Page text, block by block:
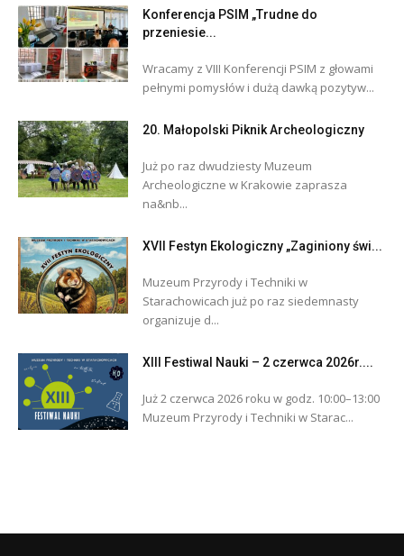
Konferencja PSIM „Trudne do
przeniesie...
Wracamy z VIII Konferencji PSIM z głowami
pełnymi pomysłów i dużą dawką pozytyw...
20. Małopolski Piknik Archeologiczny
Już po raz dwudziesty Muzeum
Archeologiczne w Krakowie zaprasza
na&nb...
XVII Festyn Ekologiczny „Zaginiony świ...
Muzeum Przyrody i Techniki w
Starachowicach już po raz siedemnasty
organizuje d...
XIII Festiwal Nauki – 2 czerwca 2026r....
Już 2 czerwca 2026 roku w godz. 10:00–13:00
Muzeum Przyrody i Techniki w Starac...